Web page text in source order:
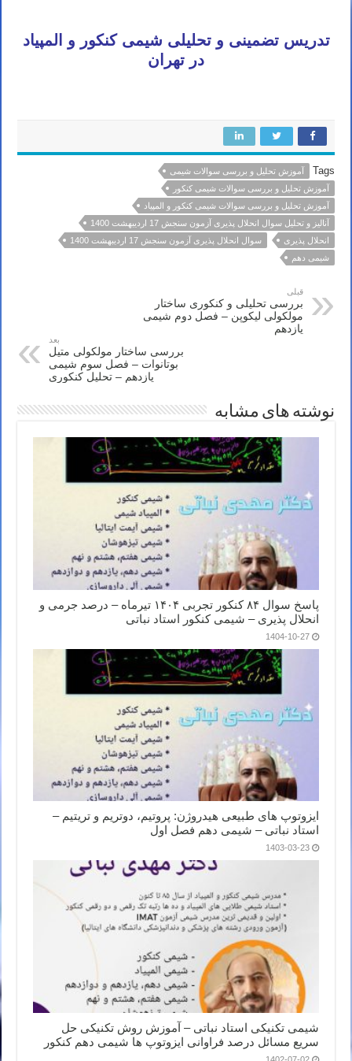
تدریس تضمینی و تحلیلی شیمی کنکور و المپیاد
در تهران
Tags
آموزش تحلیل و بررسی سوالات شیمی
آموزش تحلیل و بررسی سوالات شیمی کنکور
آموزش تحلیل و بررسی سوالات شیمی کنکور و المپیاد
آنالیز و تحلیل سوال انحلال پذیری آزمون سنجش 17 اردیبهشت 1400
انحلال پذیری
سوال انحلال پذیری آزمون سنجش 17 اردیبهشت 1400
شیمی دهم
قبلی
بررسی تحلیلی و کنکوری ساختار
مولکولی لیکوپن – فصل دوم شیمی
یازدهم
بعد
بررسی ساختار مولکولی متیل
بوتانوات – فصل سوم شیمی
یازدهم – تحلیل کنکوری
نوشته های مشابه
پاسخ سوال ۸۴ کنکور تجربی ۱۴۰۴ تیرماه – درصد جرمی و
انحلال پذیری – شیمی کنکور استاد نباتی
1404-10-27
ایزوتوپ های طبیعی هیدروژن: پروتیم، دوتریم و تریتیم –
استاد نباتی – شیمی دهم فصل اول
1403-03-23
شیمی تکنیکی استاد نباتی – آموزش روش تکنیکی حل
سریع مسائل درصد فراوانی ایزوتوپ ها شیمی دهم کنکور